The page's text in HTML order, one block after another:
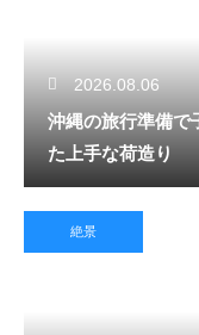
2026.08.06
沖縄の旅行準備で
た上手な荷造り
絶景